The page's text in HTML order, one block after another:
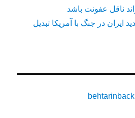
ناقل عفونت باشد
ایران در جنگ با آمریکا تبدیل